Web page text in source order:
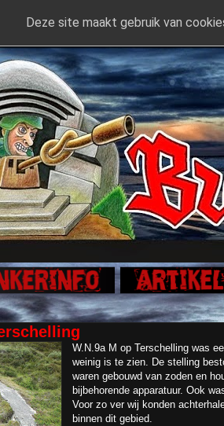
W.N.9a M op Terschelling was
weinig is te zien. De stelling
waren gebouwd van zoden en
bijbehorende apparatuur. Ook
Voor zo ver wij konden
binnen dit gebied.
Deze site maakt gebruik van